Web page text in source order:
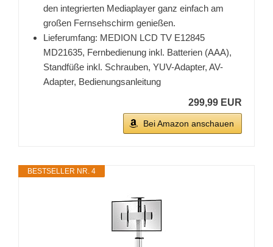
den integrierten Mediaplayer ganz einfach am
großen Fernsehschirm genießen.
Lieferumfang: MEDION LCD TV E12845
MD21635, Fernbedienung inkl. Batterien (AAA),
Standfüße inkl. Schrauben, YUV-Adapter, AV-
Adapter, Bedienungsanleitung
299,99 EUR
Bei Amazon anschauen
BESTSELLER NR. 4